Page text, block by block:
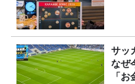
サッ
なぜ
「